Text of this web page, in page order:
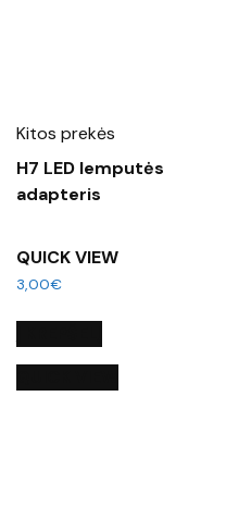
Kitos prekės
H7 LED lemputės
adapteris
QUICK VIEW
3,00€